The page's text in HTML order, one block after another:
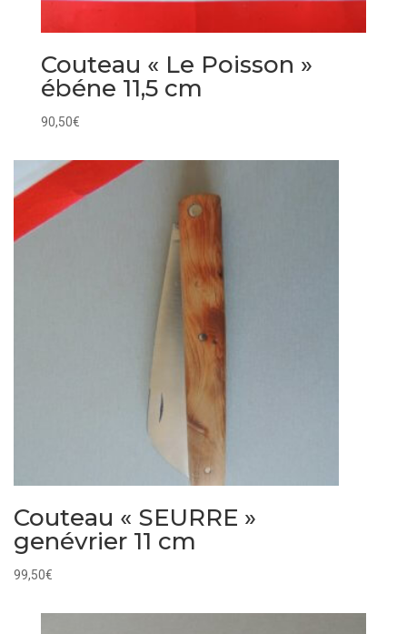
Couteau « Le Poisson »
ébéne 11,5 cm
90,50€
Couteau « SEURRE »
genévrier 11 cm
99,50€